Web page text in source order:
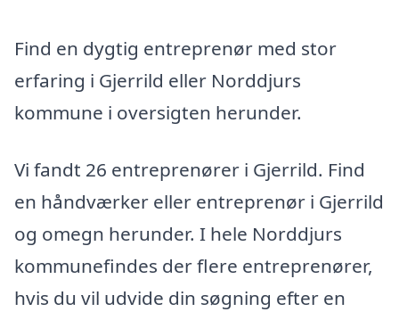
Find en dygtig entreprenør med stor
erfaring i Gjerrild eller Norddjurs
kommune i oversigten herunder.
Vi fandt 26 entreprenører i Gjerrild. Find
en håndværker eller entreprenør i Gjerrild
og omegn herunder. I hele Norddjurs
kommunefindes der flere entreprenører,
hvis du vil udvide din søgning efter en